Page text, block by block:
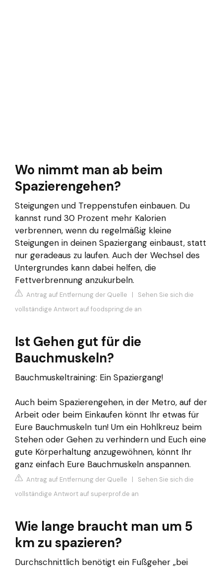
Wo nimmt man ab beim
Spazierengehen?
Steigungen und Treppenstufen einbauen. Du
kannst rund 30 Prozent mehr Kalorien
verbrennen, wenn du regelmäßig kleine
Steigungen in deinen Spaziergang einbaust, statt
nur geradeaus zu laufen. Auch der Wechsel des
Untergrundes kann dabei helfen, die
Fettverbrennung anzukurbeln.
Antrag auf Entfernung der Quelle | Sehen Sie sich die
vollständige Antwort auf foodspring.de an
Ist Gehen gut für die
Bauchmuskeln?
Bauchmuskeltraining: Ein Spaziergang!
Auch beim Spazierengehen, in der Metro, auf der
Arbeit oder beim Einkaufen könnt Ihr etwas für
Eure Bauchmuskeln tun! Um ein Hohlkreuz beim
Stehen oder Gehen zu verhindern und Euch eine
gute Körperhaltung anzugewöhnen, könnt Ihr
ganz einfach Eure Bauchmuskeln anspannen.
Antrag auf Entfernung der Quelle | Sehen Sie sich die
vollständige Antwort auf superprof.de an
Wie lange braucht man um 5
km zu spazieren?
Durchschnittlich benötigt ein Fußgeher „bei